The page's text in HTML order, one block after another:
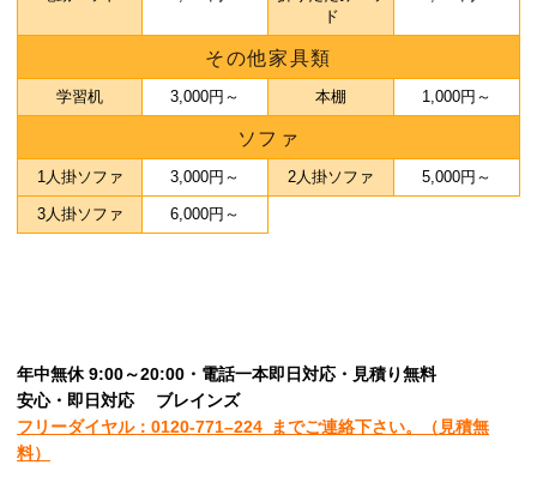
ド
その他家具類
学習机 3,000円～ 本棚 1,000円～
ソファ
1人掛ソファ 3,000円～ 2人掛ソファ 5,000円～
3人掛ソファ 6,000円～
年中無休 9:00～20:00・電話一本即日対応・見積り無料
安心・即日対応
ブレインズ
フリーダイヤル：0120-771–224 までご連絡下さい。
（見積無
料）